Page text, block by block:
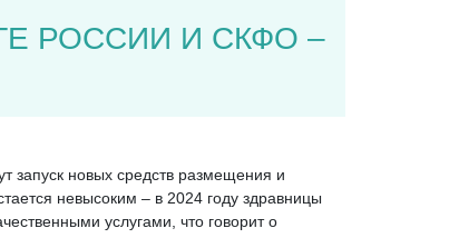
РОССИИ И СКФО –
запуск новых средств размещения и
невысоким – в 2024 году здравницы
услугами, что говорит о